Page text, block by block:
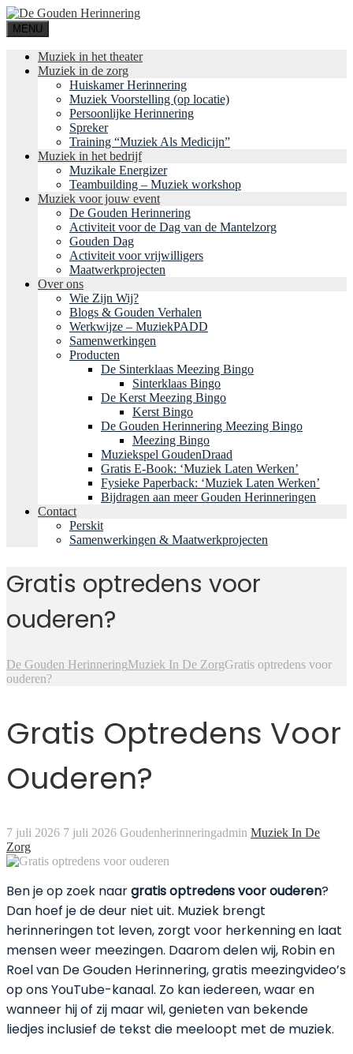
MENU
Muziek in het theater
Muziek in de zorg
Huiskamer Herinnering
Muziek Voorstelling (op locatie)
Persoonlijke Herinnering
Spreker
Training “Muziek Als Medicijn”
Muziek in het bedrijf
Muzikale Energizer
Teambuilding – Muziek workshop
Muziek voor jouw event
De Gouden Herinnering
Activiteit voor de Dag van de Mantelzorg
Gouden Dag
Activiteit voor vrijwilligers
Maatwerkprojecten
Over ons
Wie Zijn Wij?
Blogs & Gouden Verhalen
Werkwijze – MuziekPADD
Samenwerkingen
Producten
De Sinterklaas Meezing Bingo
Sinterklaas Bingo
De Kerst Meezing Bingo
Kerst Bingo
De Gouden Herinnering Meezing Bingo
Meezing Bingo
Muziekspel GoudenDraad
Gratis E-Book: ‘Muziek Laten Werken’
Fysieke Paperback: ‘Muziek Laten Werken’
Bijdragen aan meer Gouden Herinneringen
Contact
Perskit
Samenwerkingen & Maatwerkprojecten
Gratis optredens voor
ouderen?
De Gouden HerinneringMuziek In De ZorgGratis optredens voor
ouderen?
Gratis Optredens Voor
Ouderen?
7 juli 2026 7 juli 2026 Goudenherinneringadmin Muziek In De
Zorg
Ben je op zoek naargratis optredens voor ouderen?
Dan hoef je de deur niet uit. Muziek brengt
herinneringen tot leven, zorgt voor herkenning en laat
mensen weer meezingen. Daarom delen wij, Robin en
Roel van De Gouden Herinnering, gratis meezingvideo’s
op ons YouTube-kanaal. Zo kan iedereen, waar en
wanneer hij of zij maar wil, genieten van bekende
liedjes inclusief de tekst die meeloopt met de muziek.